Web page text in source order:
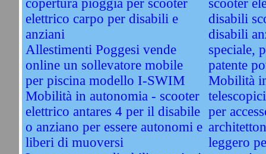
copertura pioggia per scooter
elettrico carpo per disabili e
anziani
Allestimenti Poggesi vende
online un sollevatore mobile
per piscina modello I-SWIM
Mobilità in autonomia - scooter
elettrico antares 4 per il disabile
o anziano per essere autonomi e
liberi di muoversi
scooter
disabili
disabili
speciale,
patente
Mobilità
per
leggero